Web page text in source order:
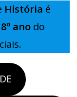
História é
8º ano do